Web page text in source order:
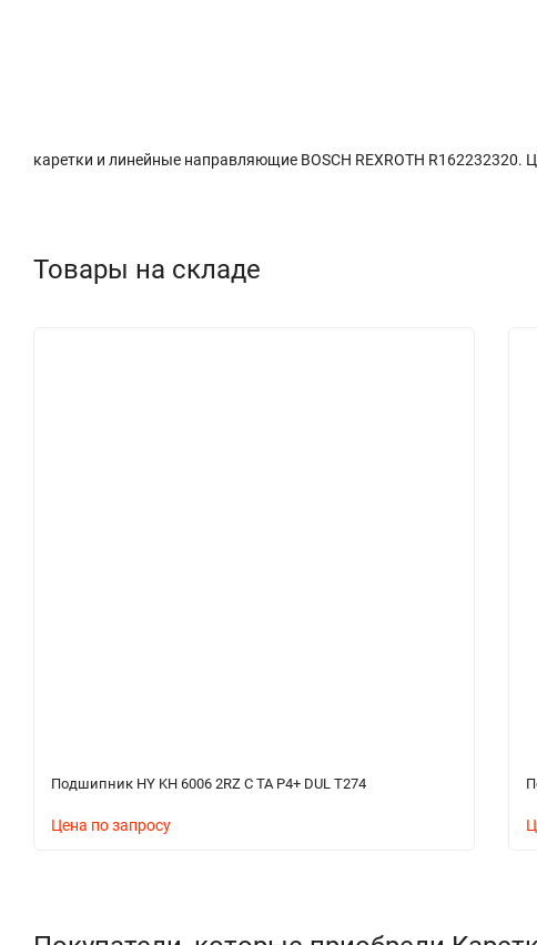
каретки и линейные направляющие BOSCH REXROTH
Товары на складе
Подшипник HY KH 6006 2RZ C TA P4+ DUL T274
Цена по запросу